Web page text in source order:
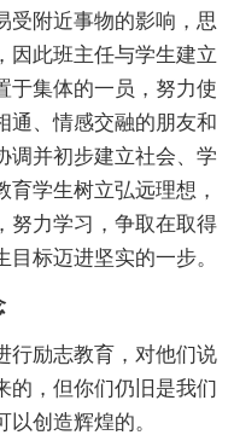
受附近事物的影响，思
因此班主任与学生建立
于集体的一员，努力使
通、情感交融的朋友和
调并初步建立社会、学
学生树立弘远理想，
努力学习，争取在取得
标迈进坚实的一步。
行励志教育，对他们说
的，但你们仍旧是我们
创造辉煌的。